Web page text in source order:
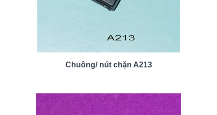
Chuông/ nút chặn A213